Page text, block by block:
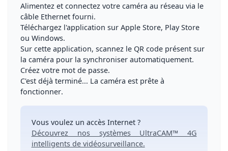
Alimentez et connectez votre caméra au réseau via le
câble Ethernet fourni.
Téléchargez l'application sur Apple Store, Play Store
ou Windows.
Sur cette application, scannez le QR code présent sur
la caméra pour la synchroniser automatiquement.
Créez votre mot de passe.
C'est déjà terminé... La caméra est prête à
fonctionner.
Vous voulez un accès Internet ?
Découvrez nos systèmes UltraCAM™ 4G
intelligents de vidéosurveillance.